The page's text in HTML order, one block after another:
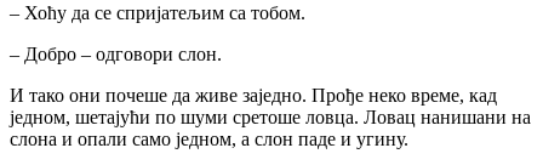
– Хоћу да се спријатељим са тобом.
– Добро – одговори слон.
И тако они почеше да живе заједно. Прође неко време, кад
једном, шетајући по шуми сретоше ловца. Ловац нанишани на
слона и опали само једном, а слон паде и угину.